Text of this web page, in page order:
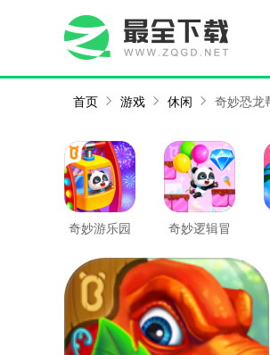
首页 游戏 休闲 奇妙恐龙
奇妙游乐园
奇妙逻辑冒